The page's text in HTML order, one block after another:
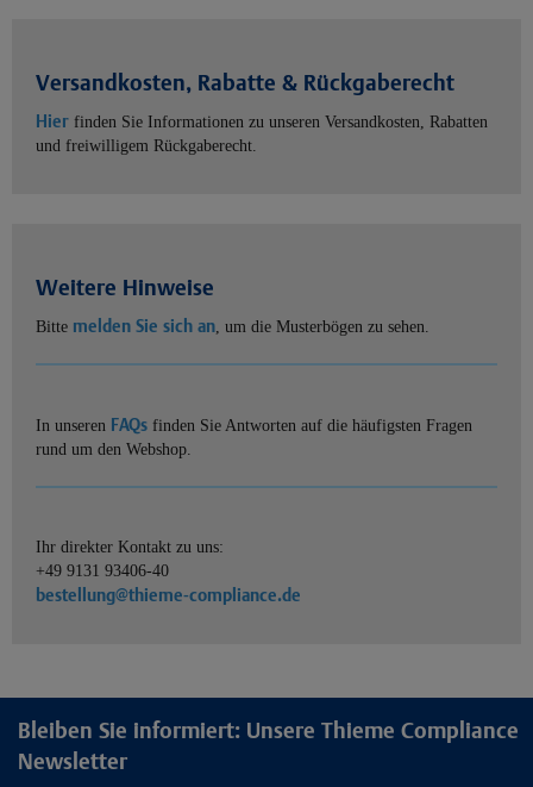
Versandkosten, Rabatte & Rückgaberecht
Hier finden Sie Informationen zu unseren Versandkosten, Rabatten
und freiwilligem Rückgaberecht.
Weitere Hinweise
Bitte melden Sie sich an, um die Musterbögen zu sehen.
In unseren FAQs finden Sie Antworten auf die häufigsten Fragen
rund um den Webshop.
Ihr direkter Kontakt zu uns:
+49 9131 93406-40
bestellung@thieme-compliance.de
Bleiben Sie informiert: Unsere Thieme Compliance
Newsletter